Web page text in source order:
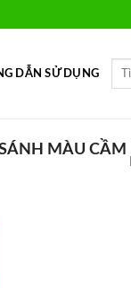
DẪN SỬ DỤNG
MÀU CẦM